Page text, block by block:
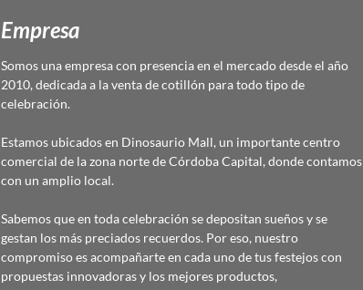
Empresa
Somos una empresa con presencia en el mercado desde el año
2010, dedicada a la venta de cotillón para todo tipo de
celebración.
Estamos ubicados en Dinosaurio Mall, un importante centro
comercial de la zona norte de Córdoba Capital, donde contamos
con un amplio local.
Sabemos que en toda celebración se depositan sueños y se
gestan los más preciados recuerdos. Por eso, nuestro
compromiso es acompañarte en cada uno de tus festejos con
propuestas innovadoras y los mejores productos,